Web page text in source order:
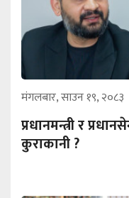
मंगलबार, साउन १९, २०८३
प्रधानमन्त्री र
कुराकानी ?